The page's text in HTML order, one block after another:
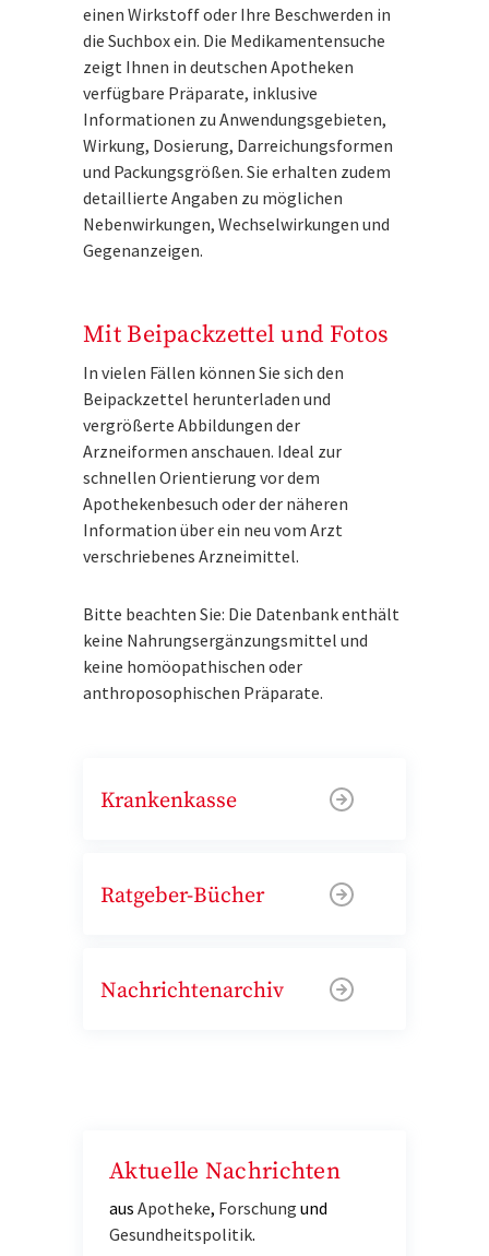
einen Wirkstoff oder Ihre Beschwerden in
die Suchbox ein. Die Medikamentensuche
zeigt Ihnen in deutschen Apotheken
verfügbare Präparate, inklusive
Informationen zu Anwendungsgebieten,
Wirkung, Dosierung, Darreichungsformen
und Packungsgrößen. Sie erhalten zudem
detaillierte Angaben zu möglichen
Nebenwirkungen, Wechselwirkungen und
Gegenanzeigen.
Mit Beipackzettel und Fotos
In vielen Fällen können Sie sich den
Beipackzettel herunterladen und
vergrößerte Abbildungen der
Arzneiformen anschauen. Ideal zur
schnellen Orientierung vor dem
Apothekenbesuch oder der näheren
Information über ein neu vom Arzt
verschriebenes Arzneimittel.
Bitte beachten Sie: Die Datenbank enthält
keine Nahrungsergänzungsmittel und
keine homöopathischen oder
anthroposophischen Präparate.
Krankenkasse
Ratgeber-Bücher
Nachrichtenarchiv
Aktuelle Nachrichten
aus Apotheke, Forschung und
Gesundheitspolitik.